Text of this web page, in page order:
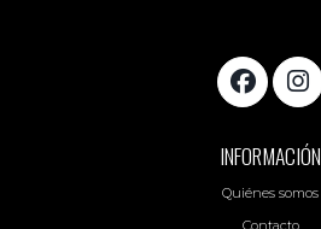
INFORMACIÓN
Quiénes somos